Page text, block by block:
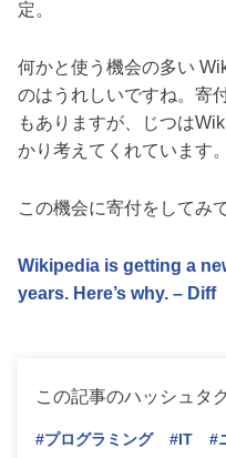
定。
何かと使う機会の多い
のはうれしいですね。寄
もありますが、じつは
かり考えてくれています。
この機会に寄付をしてみ
Wikipedia is getting a
years. Here’s why. – Diff
この記事のハッシュタ
#プログラミング #IT #